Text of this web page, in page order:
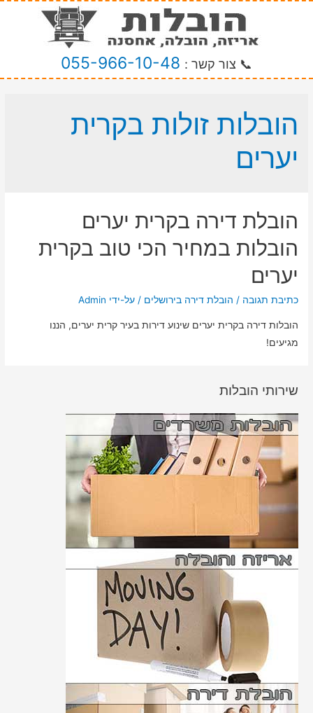
📞 צור קשר : 055-966-10-48
הובלות זולות בקרית
יערים
הובלת דירה בקרית יערים
הובלות במחיר הכי טוב בקרית
יערים
כתיבת תגובה / הובלת דירה בירושלים / על-ידי Admin
הובלות דירה בקרית יערים שינוע דירות בעיר קרית יערים, הננו
מגיעים!
שירותי הובלות